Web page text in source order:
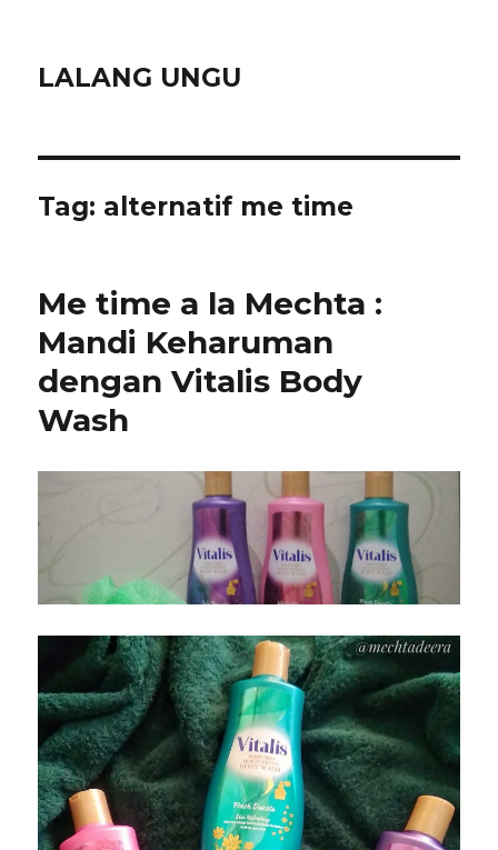
LALANG UNGU
Tag: alternatif me time
Me time a la Mechta :
Mandi Keharuman
dengan Vitalis Body
Wash